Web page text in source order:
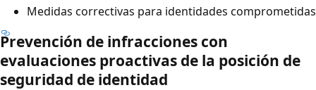
Medidas correctivas para identidades comprometidas
Prevención de infracciones con
evaluaciones proactivas de la posición de
seguridad de identidad